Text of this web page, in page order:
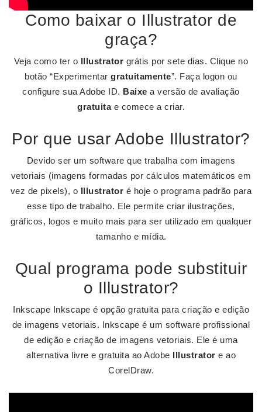
Como baixar o Illustrator de
graça?
Veja como ter o Illustrator grátis por sete dias. Clique no
botão “Experimentargratuitamente”. Faça logon ou
configure sua Adobe ID. Baixe a versão de avaliação
gratuitae comece a criar.
Por que usar Adobe Illustrator?
Devido ser um software que trabalha com imagens
vetoriais (imagens formadas por cálculos matemáticos em
vez de pixels), o Illustrator é hoje o programa padrão para
esse tipo de trabalho. Ele permite criar ilustrações,
gráficos, logos e muito mais para ser utilizado em qualquer
tamanho e mídia.
Qual programa pode substituir
o Illustrator?
Inkscape Inkscape é opção gratuita para criação e edição
de imagens vetoriais. Inkscape é um software profissional
de edição e criação de imagens vetoriais. Ele é uma
alternativa livre e gratuita ao Adobe Illustrator e ao
CorelDraw.